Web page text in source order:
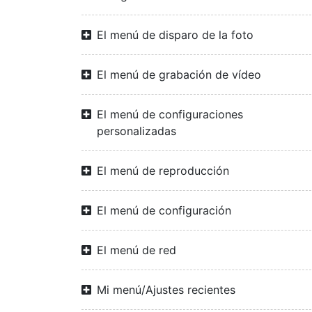
El menú de disparo de la foto
El menú de grabación de vídeo
El menú de configuraciones
personalizadas
El menú de reproducción
El menú de configuración
El menú de red
Mi menú/Ajustes recientes